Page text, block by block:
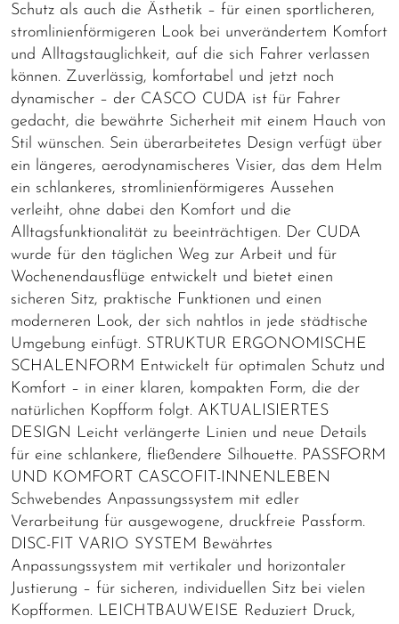
Schutz als auch die Ästhetik – für einen sportlicheren,
stromlinienförmigeren Look bei unverändertem Komfort
und Alltagstauglichkeit, auf die sich Fahrer verlassen
können. Zuverlässig, komfortabel und jetzt noch
dynamischer – der CASCO CUDA ist für Fahrer
gedacht, die bewährte Sicherheit mit einem Hauch von
Stil wünschen. Sein überarbeitetes Design verfügt über
ein längeres, aerodynamischeres Visier, das dem Helm
ein schlankeres, stromlinienförmigeres Aussehen
verleiht, ohne dabei den Komfort und die
Alltagsfunktionalität zu beeinträchtigen. Der CUDA
wurde für den täglichen Weg zur Arbeit und für
Wochenendausflüge entwickelt und bietet einen
sicheren Sitz, praktische Funktionen und einen
moderneren Look, der sich nahtlos in jede städtische
Umgebung einfügt. STRUKTUR ERGONOMISCHE
SCHALENFORM Entwickelt für optimalen Schutz und
Komfort – in einer klaren, kompakten Form, die der
natürlichen Kopfform folgt. AKTUALISIERTES
DESIGN Leicht verlängerte Linien und neue Details
für eine schlankere, fließendere Silhouette. PASSFORM
UND KOMFORT CASCOFIT-INNENLEBEN
Schwebendes Anpassungssystem mit edler
Verarbeitung für ausgewogene, druckfreie Passform.
DISC-FIT VARIO SYSTEM Bewährtes
Anpassungssystem mit vertikaler und horizontaler
Justierung – für sicheren, individuellen Sitz bei vielen
Kopfformen. LEICHTBAUWEISE Reduziert Druck,